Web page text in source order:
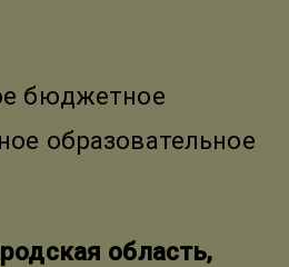
бюджетное
образовательное
область,